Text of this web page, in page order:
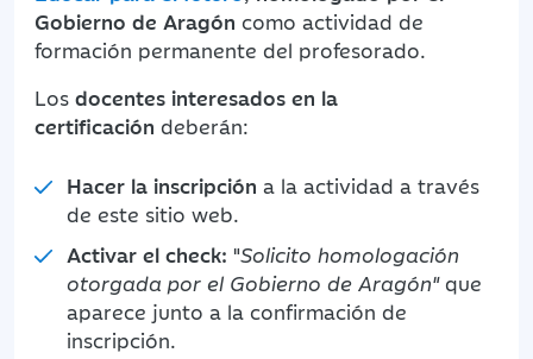
Gobierno de Aragón como actividad de
formación permanente del profesorado.
Los docentes interesados en la
certificación deberán:
Hacer la inscripción a la actividad a través
de este sitio web.
Activar el check: "Solicito homologación
otorgada por el Gobierno de Aragón"que
aparece junto a la confirmación de
inscripción.